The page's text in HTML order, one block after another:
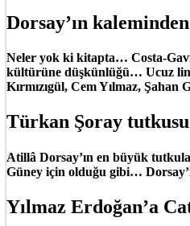
Dorsay’ın
Neler yok ki kitapta… Costa-
kültürüne düşkünlüğü… Ucuz
Kırmızıgül, Cem Yılmaz,
Türkan Şoray tutkusu
Atillâ Dorsay’ın en büyük
Güney için olduğu gibi…
Yılmaz Erdoğan’a